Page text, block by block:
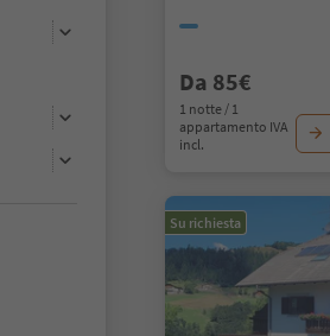
Da 85€
1 notte / 1
appartamento IVA
incl.
Su richiesta